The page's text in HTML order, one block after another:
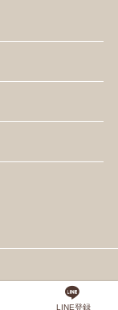
LINE登録